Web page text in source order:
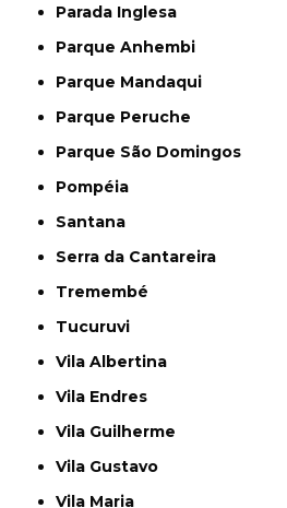
Parada Inglesa
Parque Anhembi
Parque Mandaqui
Parque Peruche
Parque São Domingos
Pompéia
Santana
Serra da Cantareira
Tremembé
Tucuruvi
Vila Albertina
Vila Endres
Vila Guilherme
Vila Gustavo
Vila Maria